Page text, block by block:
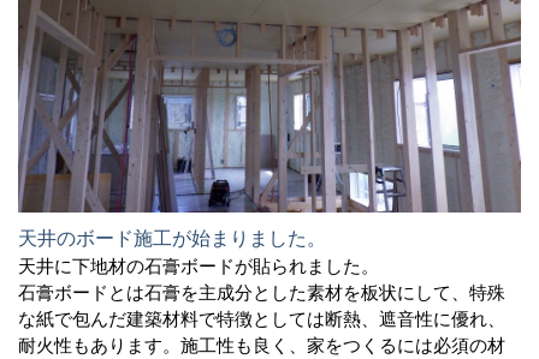
天井のボード施工が始まりました。
天井に下地材の石膏ボードが貼られました。
石膏ボードとは石膏を主成分とした素材を板状にして、特殊
な紙で包んだ建築材料で特徴としては断熱、遮音性に優れ、
耐火性もあります。施工性も良く、家をつくるには必須の材